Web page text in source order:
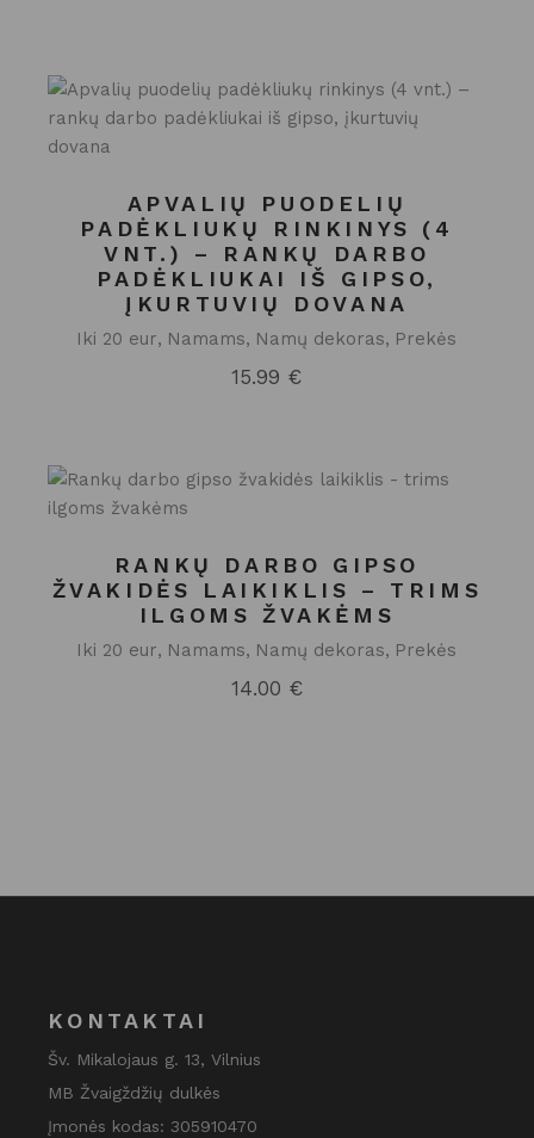
APVALIŲ PUODELIŲ
PADĖKLIUKŲ RINKINYS (4
VNT.) – RANKŲ DARBO
PADĖKLIUKAI IŠ GIPSO,
ĮKURTUVIŲ DOVANA
Iki 20 eur Namams Namų dekoras Prekės
15.99 €
RANKŲ DARBO GIPSO
ŽVAKIDĖS LAIKIKLIS – TRIMS
ILGOMS ŽVAKĖMS
Iki 20 eur Namams Namų dekoras Prekės
14.00 €
KONTAKTAI
Šv. Mikalojaus g. 13, Vilnius
MB Žvaigždžių dulkės
Įmonės kodas: 305910470